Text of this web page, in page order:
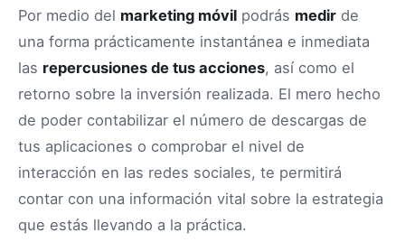
Por medio del marketing móvil podrás medir de
una forma prácticamente instantánea e inmediata
las repercusiones de tus acciones, así como el
retorno sobre la inversión realizada. El mero hecho
de poder contabilizar el número de descargas de
tus aplicaciones o comprobar el nivel de
interacción en las redes sociales, te permitirá
contar con una información vital sobre la estrategia
que estás llevando a la práctica.